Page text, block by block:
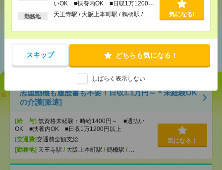
いOK ■扶養内OK ■日収1万1200円
以上
勤務地 天王寺駅 / 大阪上本町駅 / 鶴橋駅 / … 気になる!
スキップ どちらも気になる！
しばらく表示しない
ツイート ブックマーク
あなたの閲覧履歴からの
志望動機も履歴書も不要！日収1.1万円～＊未経験OK
の介護[派遣]
[給 与] 無資格未経験：時給1400円～ ■週払い
OK ■扶養内OK ■日収1万1200円以上
[交通費]交通費全額支給
[勤務地] 天王寺駅 / 大阪上本町駅 / 鶴橋駅 / …
気になる！